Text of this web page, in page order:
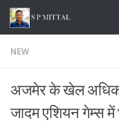
Skip to content
NEW
अजमेर के खेल
जादम एशियन गेम्स में